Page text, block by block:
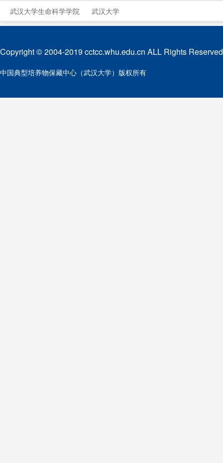
武汉大学生命科学学院
武汉大学
Copyright © 2004-2019 cctcc.whu.edu.cn ALL Rights
中国典型培养物保藏中心（武汉大学）版权所有